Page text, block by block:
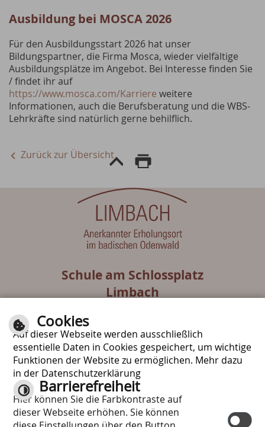
Ausbildung bei MOSCA 2026
Für den Ausbildungsstart 2026 hat unser
Bildungspartner, die Firma Mosca, wieder vielfältige
Ausbildungsplätze im Angebot. Bei Interesse finden Sie
/ findet ihr auf
https://www.mosca.com/Karriere weitere
Informationen, auch die Berufsberatung und die WBS-
Lehrkräfte sind natürlich gerne behilflich.
Zurück zur Übersicht
Schule am Schlossplatz
Limbach
Muckentaler Straße 8
74838 Limbach
Tel.: 06287-9287130
E-Mail schreiben
Kontrast Inhalt
Impressum
Datenschutzerklärung
Barrierefreiheit
Cookies
Auf dieser Webseite werden ausschließlich
essentielle Daten in Cookies gespeichert, um wichtige
Funktionen der Website zu ermöglichen. Mehr dazu
in der Datenschutzerklärung
Barrierefreiheit
Hier können Sie die Farbkontraste auf
dieser Webseite erhöhen. Sie können